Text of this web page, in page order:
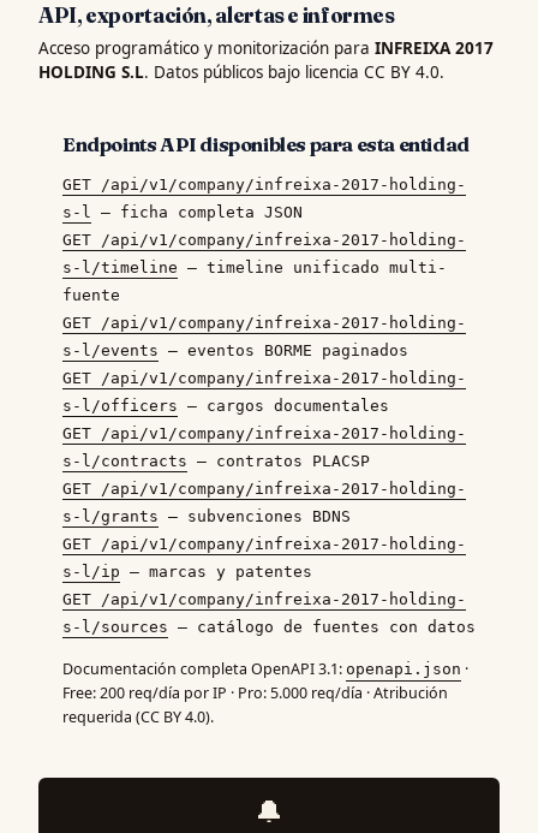
API, exportación, alertas e informes
Acceso programático y monitorización para INFREIXA 2017
HOLDING S.L. Datos públicos bajo licencia CC BY 4.0.
Endpoints API disponibles para esta entidad
GET /api/v1/company/infreixa-2017-holding-
s-l — ficha completa JSON
GET /api/v1/company/infreixa-2017-holding-
s-l/timeline — timeline unificado multi-
fuente
GET /api/v1/company/infreixa-2017-holding-
s-l/events — eventos BORME paginados
GET /api/v1/company/infreixa-2017-holding-
s-l/officers — cargos documentales
GET /api/v1/company/infreixa-2017-holding-
s-l/contracts — contratos PLACSP
GET /api/v1/company/infreixa-2017-holding-
s-l/grants — subvenciones BDNS
GET /api/v1/company/infreixa-2017-holding-
s-l/ip — marcas y patentes
GET /api/v1/company/infreixa-2017-holding-
s-l/sources — catálogo de fuentes con datos
Documentación completa OpenAPI 3.1: openapi.json ·
Free: 200 req/día por IP · Pro: 5.000 req/día · Atribución
requerida (CC BY 4.0).
🔔